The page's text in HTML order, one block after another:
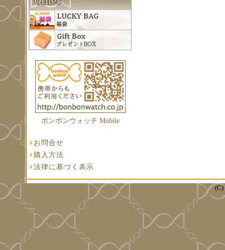
ボンボンウォッチ Mobile
お問合せ
購入方法
法律に基づく表示